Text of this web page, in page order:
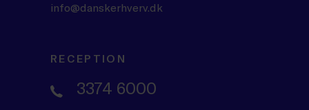
info@danskerhverv.dk
RECEPTION
3374 6000